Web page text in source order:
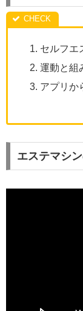
セルフエ
運動と組
アプリか
エステマシ